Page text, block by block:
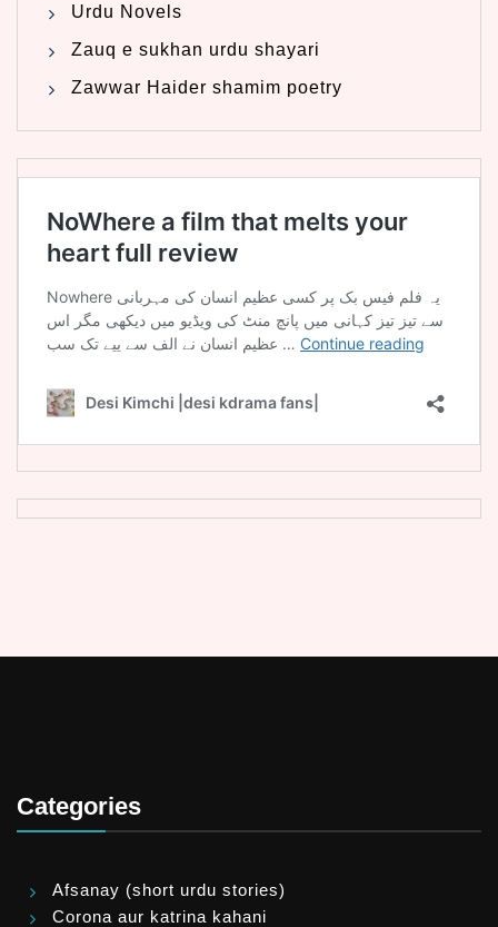
Urdu Novels
Zauq e sukhan urdu shayari
Zawwar Haider shamim poetry
Categories
Afsanay (short urdu stories)
Corona aur katrina kahani